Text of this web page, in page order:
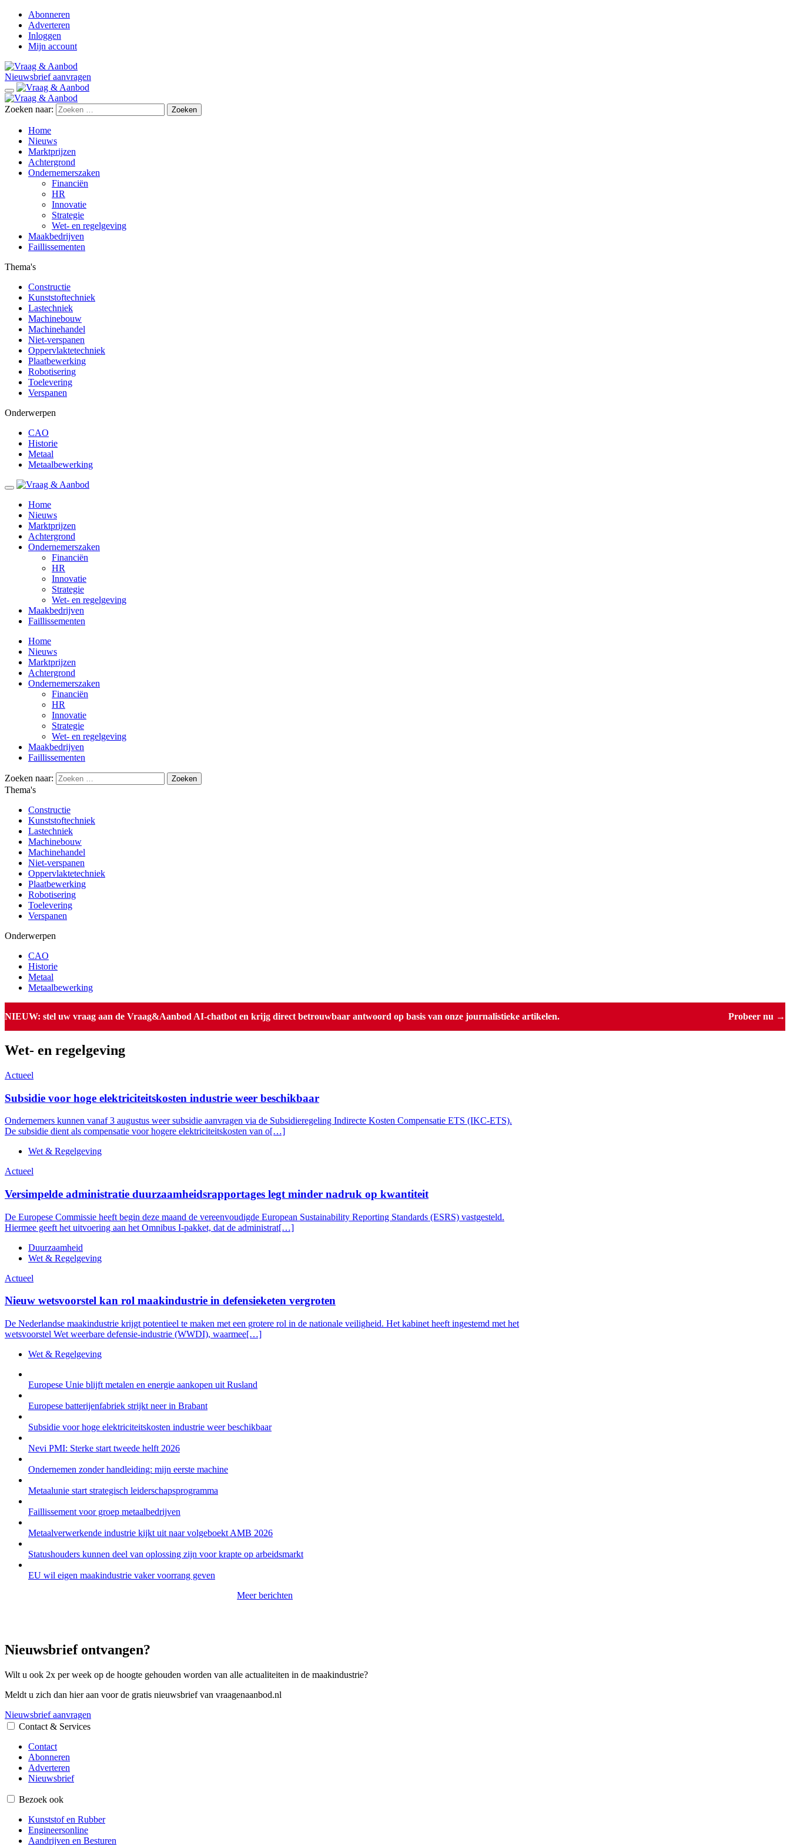
Abonneren
Adverteren
Inloggen
Mijn account
Nieuwsbrief aanvragen
Zoeken naar:
Home
Nieuws
Marktprijzen
Achtergrond
Ondernemerszaken
Financiën
HR
Innovatie
Strategie
Wet- en regelgeving
Maakbedrijven
Faillissementen
Thema's
Constructie
Kunststoftechniek
Lastechniek
Machinebouw
Machinehandel
Niet-verspanen
Oppervlaktetechniek
Plaatbewerking
Robotisering
Toelevering
Verspanen
Onderwerpen
CAO
Historie
Metaal
Metaalbewerking
Home
Nieuws
Marktprijzen
Achtergrond
Ondernemerszaken
Financiën
HR
Innovatie
Strategie
Wet- en regelgeving
Maakbedrijven
Faillissementen
Home
Nieuws
Marktprijzen
Achtergrond
Ondernemerszaken
Financiën
HR
Innovatie
Strategie
Wet- en regelgeving
Maakbedrijven
Faillissementen
Zoeken naar:
Thema's
Constructie
Kunststoftechniek
Lastechniek
Machinebouw
Machinehandel
Niet-verspanen
Oppervlaktetechniek
Plaatbewerking
Robotisering
Toelevering
Verspanen
Onderwerpen
CAO
Historie
Metaal
Metaalbewerking
NIEUW: stel uw vraag aan de Vraag&Aanbod AI-chatbot en krijg direct betrouwbaar antwoord op basis van onze journalistieke artikelen. Probeer nu →
Wet- en regelgeving
Actueel
Subsidie voor hoge elektriciteitskosten industrie weer beschikbaar
Ondernemers kunnen vanaf 3 augustus weer subsidie aanvragen via de Subsidieregeling Indirecte Kosten Compensatie ETS (IKC-ETS).
De subsidie dient als compensatie voor hogere elektriciteitskosten van o[…]
Wet & Regelgeving
Actueel
Versimpelde administratie duurzaamheidsrapportages legt minder nadruk op kwantiteit
De Europese Commissie heeft begin deze maand de vereenvoudigde European Sustainability Reporting Standards (ESRS) vastgesteld.
Hiermee geeft het uitvoering aan het Omnibus I-pakket, dat de administrat[…]
Duurzaamheid
Wet & Regelgeving
Actueel
Nieuw wetsvoorstel kan rol maakindustrie in defensieketen vergroten
De Nederlandse maakindustrie krijgt potentieel te maken met een grotere rol in de nationale veiligheid. Het kabinet heeft ingestemd met het
wetsvoorstel Wet weerbare defensie-industrie (WWDI), waarmee[…]
Wet & Regelgeving
Europese Unie blijft metalen en energie aankopen uit Rusland
Europese batterijenfabriek strijkt neer in Brabant
Subsidie voor hoge elektriciteitskosten industrie weer beschikbaar
Nevi PMI: Sterke start tweede helft 2026
Ondernemen zonder handleiding: mijn eerste machine
Metaalunie start strategisch leiderschapsprogramma
Faillissement voor groep metaalbedrijven
Metaalverwerkende industrie kijkt uit naar volgeboekt AMB 2026
Statushouders kunnen deel van oplossing zijn voor krapte op arbeidsmarkt
EU wil eigen maakindustrie vaker voorrang geven
Meer berichten
Nieuwsbrief ontvangen?
Wilt u ook 2x per week op de hoogte gehouden worden van alle actualiteiten in de maakindustrie?
Meldt u zich dan hier aan voor de gratis nieuwsbrief van vraagenaanbod.nl
Nieuwsbrief aanvragen
Contact & Services
Contact
Abonneren
Adverteren
Nieuwsbrief
Bezoek ook
Kunststof en Rubber
Engineersonline
Aandrijven en Besturen